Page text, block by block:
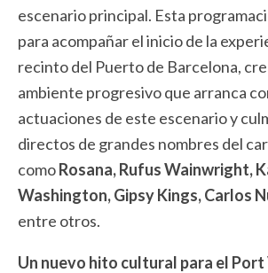
escenario principal. Esta
para acompañar el inicio de la
recinto del Puerto de Barcelona,
ambiente progresivo que arranca
actuaciones de este escenario y
directos de grandes nombres del
comoRosana, Rufus Wainwright,
Washington, Gipsy Kings, Carlos
entre otros.
Un nuevo hito cultural para el Port